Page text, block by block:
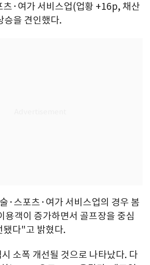
·여가 서비스업(업황 +16p, 채산
승을 견인했다.
·스포츠·여가 서비스업의 경우 봄
용객이 증가하면서 골프장을 중심
됐다"고 밝혔다.
소폭 개선될 것으로 나타났다. 다